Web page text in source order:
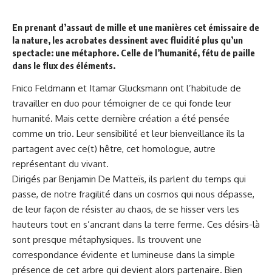
En prenant d’assaut de mille et une manières cet émissaire de
la nature, les acrobates dessinent avec fluidité plus qu’un
spectacle: une métaphore. Celle de l’humanité, fétu de paille
dans le flux des éléments.
Fnico Feldmann et Itamar Glucksmann ont l’habitude de
travailler en duo pour témoigner de ce qui fonde leur
humanité. Mais cette dernière création a été pensée
comme un trio. Leur sensibilité et leur bienveillance ils la
partagent avec ce(t) hêtre, cet homologue, autre
représentant du vivant.
Dirigés par Benjamin De Matteïs, ils parlent du temps qui
passe, de notre fragilité dans un cosmos qui nous dépasse,
de leur façon de résister au chaos, de se hisser vers les
hauteurs tout en s’ancrant dans la terre ferme. Ces désirs-là
sont presque métaphysiques. Ils trouvent une
correspondance évidente et lumineuse dans la simple
présence de cet arbre qui devient alors partenaire. Bien